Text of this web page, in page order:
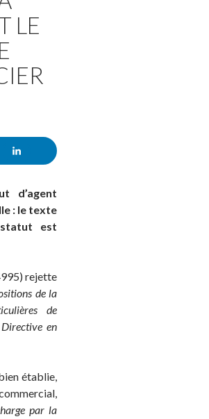
LE
d’agent
: le texte
est
rejette
de la
de
en
établie,
par la